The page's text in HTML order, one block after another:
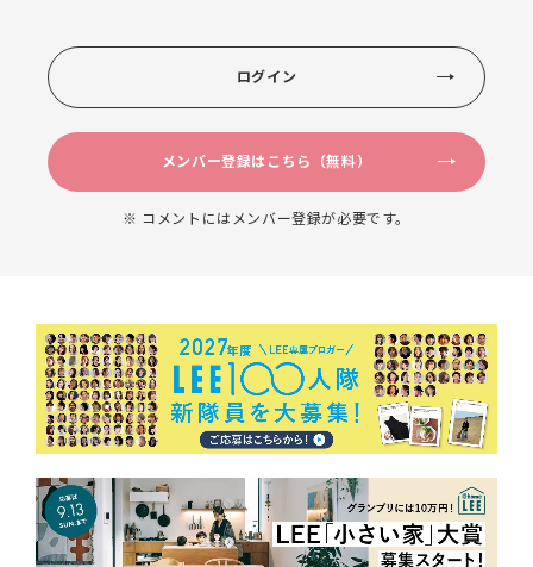
ログイン
メンバー登録はこちら（無料）
※ コメントにはメンバー登録が必要です。